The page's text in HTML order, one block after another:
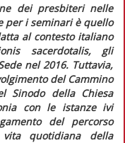
dei presbiteri nelle
per i seminariè quello
al contesto italiano
sacerdotalis,gli
nel 2016. Tuttavia,
del Cammino
Sinodo della Chiesa
con le istanze ivi
del percorso
quotidiana della